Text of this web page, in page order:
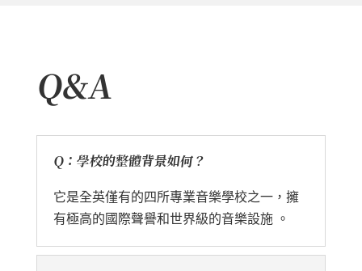
Q&A
Q：學校的整體背景如何？
它是全英僅有的四所專業音樂學校之一，擁
有極高的國際聲譽和世界級的音樂設施 。